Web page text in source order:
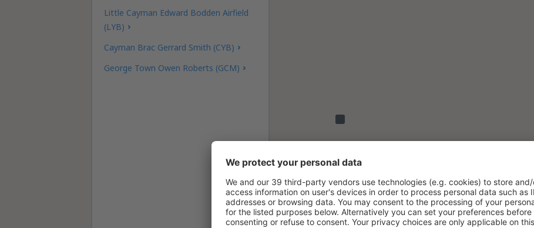
Little Cayman Edward Bodden Airfield
(LYB)
Cayman Brac Gerrard Smith (CYB)
George Town Owen Roberts (GCM)